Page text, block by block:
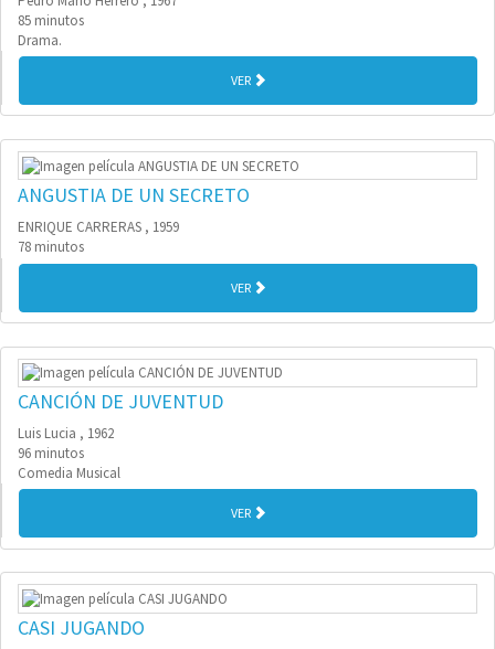
85 minutos
Drama.
VER
ANGUSTIA DE UN SECRETO
ENRIQUE CARRERAS , 1959
78 minutos
VER
CANCIÓN DE JUVENTUD
Luis Lucia , 1962
96 minutos
Comedia Musical
VER
CASI JUGANDO